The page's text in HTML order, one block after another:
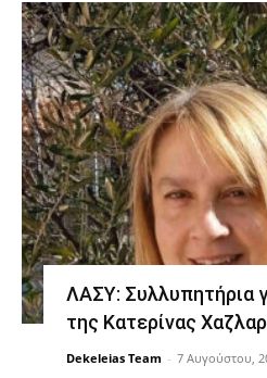
ΛΑΣΥ: Συλλυπητήρια
της Κατερίνας
Dekeleias Team - 7 Αυγούστου,